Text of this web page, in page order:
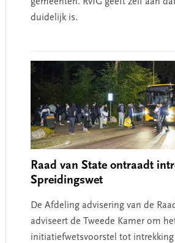
duidelijk is.
Raad van State ontraadt
Spreidingswet
De Afdeling advisering van de
adviseert de Tweede Kamer om
initiatiefwetsvoorstel tot intrekking